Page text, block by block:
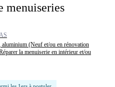
menuiseries
(Neuf et/ou en rénovation
la menuiserie en intérieur et/ou